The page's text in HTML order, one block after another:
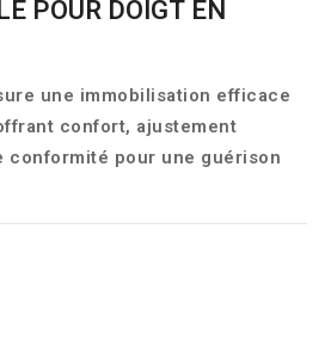
POUR DOIGT EN
une immobilisation efficace
confort, ajustement
conformité pour une guérison